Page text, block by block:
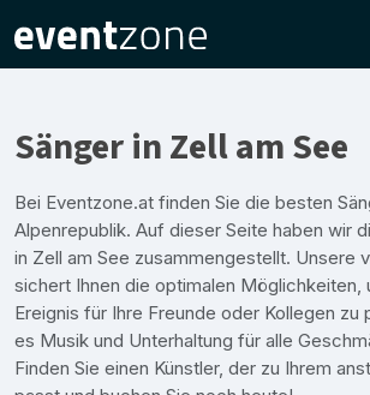
Sänger in Zell am See
Bei Eventzone.at finden Sie die besten
Alpenrepublik. Auf dieser Seite haben wir
in Zell am See zusammengestellt. Unsere
sichert Ihnen die optimalen Möglichkeiten,
Ereignis für Ihre Freunde oder Kollegen zu
es Musik und Unterhaltung für alle
Finden Sie einen Künstler, der zu Ihrem